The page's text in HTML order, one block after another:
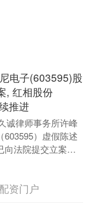
电子(603595)股
, 红相股份
推进
诚律师事务所许峰
603595）虚假陈述
向法院提交立案。
进后续案件的立
配资门户